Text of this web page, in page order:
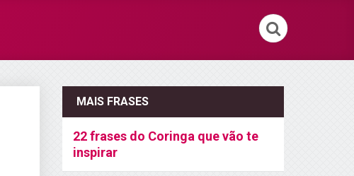
MAIS FRASES
22 frases do Coringa que vão te
inspirar